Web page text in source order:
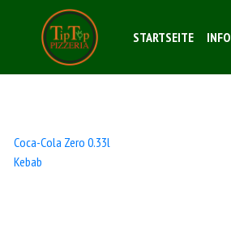
STARTSEITE INFO
Beitrags-
Navigation
Coca-Cola Zero 0.33l
Kebab